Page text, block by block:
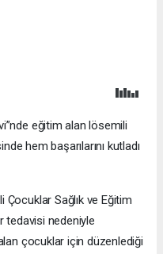
eğitim alan lösemili
hem başarılarını kutladı
Çocuklar Sağlık ve Eğitim
tedavisi nedeniyle
çocuklar için düzenlediği